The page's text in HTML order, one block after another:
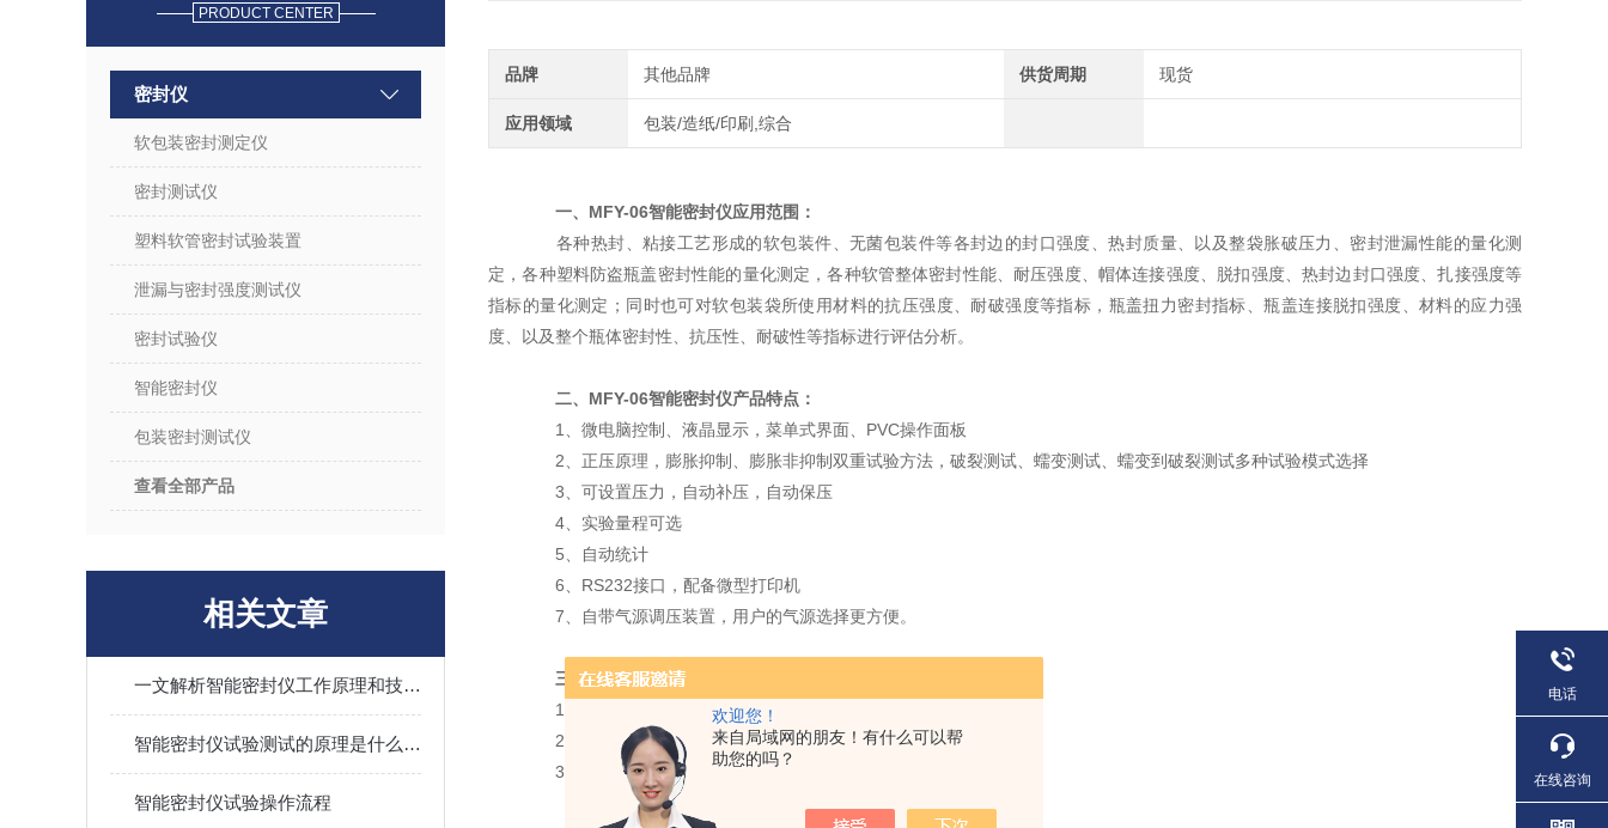
欢迎您！
来自局域网的朋友！有什么可以帮
助您的吗？
PRODUCT CENTER
密封仪
软包装密封测定仪
密封测试仪
塑料软管密封试验装置
泄漏与密封强度测试仪
密封试验仪
智能密封仪
包装密封测试仪
查看全部产品
相关文章
一文解析智能密封仪工作原理和技术特征
智能密封仪试验测试的原理是什么？本文告诉你
智能密封仪试验操作流程
品牌 其他品牌 供货周期 现货
应用领域 包装/造纸/印刷,综合
一、MFY-06智能密封仪应用范围：
各种热封、粘接工艺形成的软包装件、无菌包装件等各封边的封口强度、热封质量、以及整袋胀破压力、密封泄漏性能的量化测
定，各种塑料防盗瓶盖密封性能的量化测定，各种软管整体密封性能、耐压强度、帽体连接强度、脱扣强度、热封边封口强度、扎接强度等
指标的量化测定；同时也可对软包装袋所使用材料的抗压强度、耐破强度等指标，瓶盖扭力密封指标、瓶盖连接脱扣强度、材料的应力强
度、以及整个瓶体密封性、抗压性、耐破性等指标进行评估分析。
二、MFY-06智能密封仪产品特点：
1、微电脑控制、液晶显示，菜单式界面、PVC操作面板
2、正压原理，膨胀抑制、膨胀非抑制双重试验方法，破裂测试、蠕变测试、蠕变到破裂测试多种试验模式选择
3、可设置压力，自动补压，自动保压
4、实验量程可选
5、自动统计
6、RS232接口，配备微型打印机
7、自带气源调压装置，用户的气源选择更方便。
三、技术参数：
1、压力精度：0.2%
2、显示精度：0.01kpa
3、压力范围：
（1）0～250kPa;0～36.3 psi （常规）
电话
在线咨询